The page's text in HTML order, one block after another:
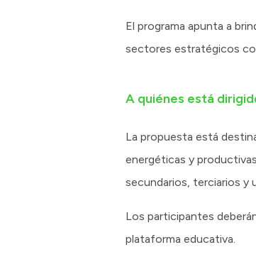
El programa apunta a
sectores estratégicos
A quiénes está
La propuesta está
energéticas y
secundarios, terciarios y
Los participantes
plataforma educativa.